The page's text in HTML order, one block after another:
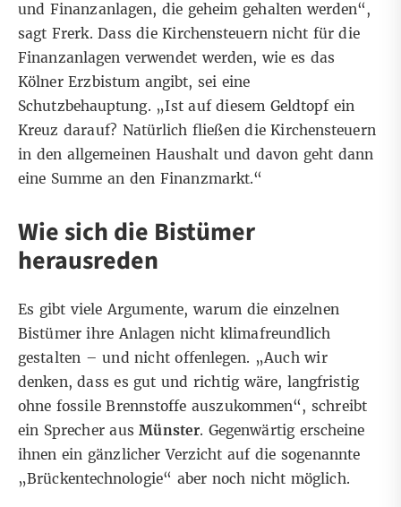
und Finanzanlagen, die geheim gehalten werden“,
sagt Frerk. Dass die Kirchensteuern nicht für die
Finanzanlagen verwendet werden, wie es das
Kölner Erzbistum angibt, sei eine
Schutzbehauptung. „Ist auf diesem Geldtopf ein
Kreuz darauf? Natürlich fließen die Kirchensteuern
in den allgemeinen Haushalt und davon geht dann
eine Summe an den Finanzmarkt.“
Wie sich die Bistümer
herausreden
Es gibt viele Argumente, warum die einzelnen
Bistümer ihre Anlagen nicht klimafreundlich
gestalten – und nicht offenlegen. „Auch wir
denken, dass es gut und richtig wäre, langfristig
ohne fossile Brennstoffe auszukommen“, schreibt
ein Sprecher ausMünster. Gegenwärtig erscheine
ihnen ein gänzlicher Verzicht auf die sogenannte
„Brückentechnologie“ aber noch nicht möglich.